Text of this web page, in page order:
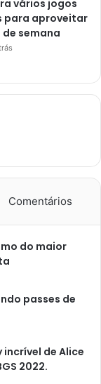
vários jogos
para aproveitar
semana
Comentários
do maior
passes de
de Alice
2022.